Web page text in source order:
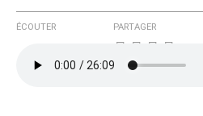
ÉCOUTER PARTAGER